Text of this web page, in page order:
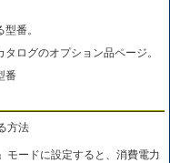
番。
ログのオプション品ページ。
番
方法
モードに設定すると、消費電力